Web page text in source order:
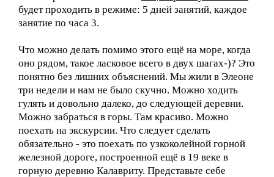
будет проходить в режиме: 5 дней занятий, каждое
занятие по часа 3.
Что можно делать помимо этого ещё на море, когда
оно рядом, такое ласковое всего в двух шагах-)? Это
понятно без лишних объяснений. Мы жили в Элеоне
три недели и нам не было скучно. Можно ходить
гулять и довольно далеко, до следующей деревни.
Можно забраться в горы. Там красиво. Можно
поехать на экскурсии. Что следует сделать
обязательно - это поехать по узкоколейной горной
железной дороге, построенной ещё в 19 веке в
горную деревню Калавриту. Представьте себе